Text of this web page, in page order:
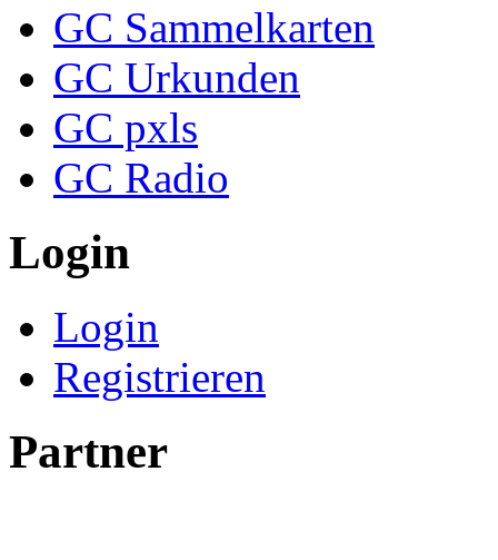
GC Sammelkarten
GC Urkunden
GC pxls
GC Radio
Login
Login
Registrieren
Partner